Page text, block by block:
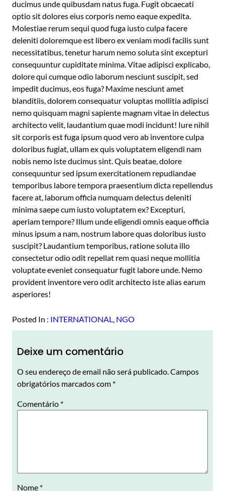
ducimus unde quibusdam natus fuga. Fugit obcaecati
optio sit dolores eius corporis nemo eaque expedita.
Molestiae rerum sequi quod fuga iusto culpa facere
deleniti doloremque est libero ex veniam modi facilis sunt
necessitatibus, tenetur harum nemo soluta sint excepturi
consequuntur cupiditate minima. Vitae adipisci explicabo,
dolore qui cumque odio laborum nesciunt suscipit, sed
impedit ducimus, eos fuga? Maxime nesciunt amet
blanditiis, dolorem consequatur voluptas mollitia adipisci
nemo quisquam magni sapiente magnam vitae in delectus
architecto velit, laudantium quae modi incidunt! Iure nihil
sit corporis est fuga ipsum quod vero ab inventore culpa
doloribus fugiat, ullam ex quis voluptatem eligendi nam
nobis nemo iste ducimus sint. Quis beatae, dolore
consequuntur sed ipsum exercitationem repudiandae
temporibus labore tempora praesentium dicta repellendus
facere at, laborum officia numquam delectus deleniti
minima saepe cum iusto voluptatem ex? Excepturi,
aperiam tempore? Illum unde eligendi omnis eaque officia
minus ipsum a nam, nostrum labore quas doloribus iusto
suscipit? Laudantium temporibus, ratione soluta illo
consectetur odio odit repellat rem quasi neque mollitia
voluptate eveniet consequatur fugit labore unde. Nemo
provident inventore vero odit architecto iste alias earum
asperiores!
Posted In : INTERNATIONAL, NGO
Deixe um comentário
O seu endereço de email não será publicado.Campos
obrigatórios marcados com *
Comentário *
Nome *